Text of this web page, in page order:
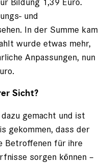
und
In der Summe kam
wurde etwas mehr,
Anpassungen, nun
Sicht?
gemacht und ist
gekommen, dass der
Betroffenen für ihre
sorgen können –